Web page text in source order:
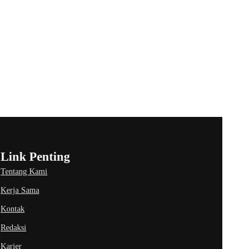
Link Penting
Tentang Kami
Kerja Sama
Kontak
Redaksi
Karier